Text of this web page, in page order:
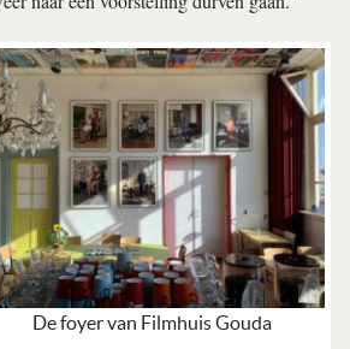
De foyer van Filmhuis Gouda